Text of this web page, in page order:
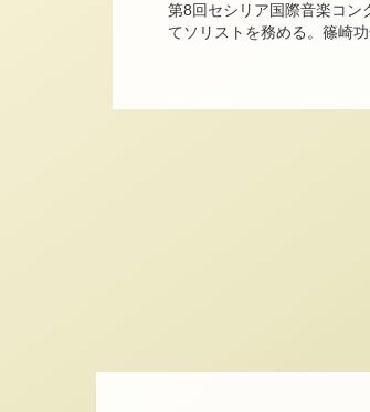
第8回セシリア国際音楽コン
てソリストを務める。篠崎